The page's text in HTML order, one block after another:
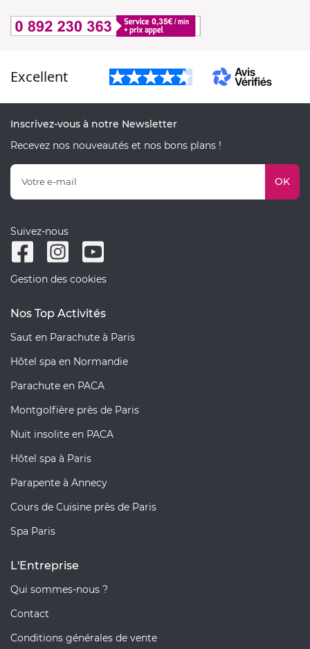
Excellent
Inscrivez-vous à notre Newsletter
Recevez nos nouveautés et nos bons plans !
OK
Suivez-nous
Gestion des cookies
Nos Top Activités
Saut en Parachute à Paris
Hôtel spa en Normandie
Parachute en PACA
Montgolfière près de Paris
Nuit insolite en PACA
Hôtel spa à Paris
Parapente à Annecy
Cours de Cuisine près de Paris
Spa Paris
L'Entreprise
Qui sommes-nous ?
Contact
Conditions générales de vente